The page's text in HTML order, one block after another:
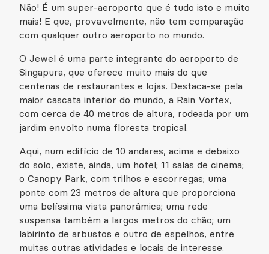
Não! É um super-aeroporto que é tudo isto e muito
mais! E que, provavelmente, não tem comparação
com qualquer outro aeroporto no mundo.
O Jewel é uma parte integrante do aeroporto de
Singapura, que oferece muito mais do que
centenas de restaurantes e lojas. Destaca-se pela
maior cascata interior do mundo, a Rain Vortex,
com cerca de 40 metros de altura, rodeada por um
jardim envolto numa floresta tropical.
Aqui, num edifício de 10 andares, acima e debaixo
do solo, existe, ainda, um hotel; 11 salas de cinema;
o Canopy Park, com trilhos e escorregas; uma
ponte com 23 metros de altura que proporciona
uma belíssima vista panorâmica; uma rede
suspensa também a largos metros do chão; um
labirinto de arbustos e outro de espelhos, entre
muitas outras atividades e locais de interesse.